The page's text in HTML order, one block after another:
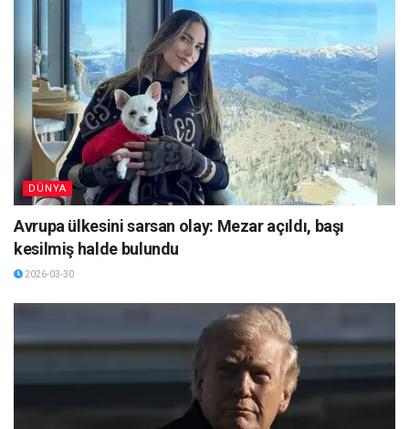
DÜNYA
Avrupa ülkesini sarsan olay: Mezar açıldı, başı
kesilmiş halde bulundu
2026-03-30